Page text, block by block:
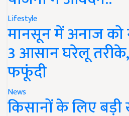
Lifestyle
मानसून में अनाज
3 आसान घरेलू
फफूंदी
News
किसानों के लिए